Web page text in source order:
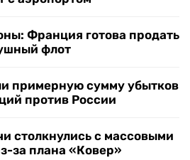
Франция готова продать
флот
примерную сумму убытков
против России
столкнулись с массовыми
за плана «Ковер»